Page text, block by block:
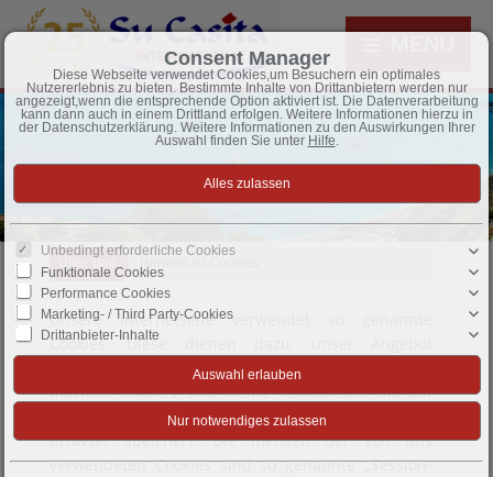
Unsere Internetseite verwendet so genannte
Cookies. Diese dienen dazu, unser Angebot
benutzerfreundlicher, effektiver und sicherer zu
machen. Cookies sind kleine Textdateien, die auf
Ihrem Rechner abgelegt werden und die Ihr
Browser speichert. Die meisten der von uns
verwendeten Cookies sind so genannte „Session-
Consent Manager
Diese Webseite verwendet Cookies,um Besuchern ein optimales
Nutzererlebnis zu bieten. Bestimmte Inhalte von Drittanbietern werden nur
angezeigt,wenn die entsprechende Option aktiviert ist. Die Datenverarbeitung
kann dann auch in einem Drittland erfolgen. Weitere Informationen hierzu in
der Datenschutzerklärung. Weitere Informationen zu den Auswirkungen Ihrer
Auswahl finden Sie unter Hilfe
Unbedingt erforderliche Cookies
Funktionale Cookies
Performance Cookies
Marketing- / Third Party-Cookies
Drittanbieter-Inhalte